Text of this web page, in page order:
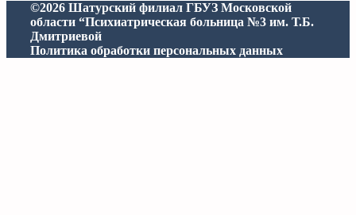
©2026 Шатурский филиал ГБУЗ Московской
области “Психиатрическая больница №3 им. Т.Б.
Дмитриевой
Политика обработки персональных данных